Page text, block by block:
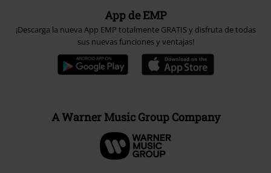
App de EMP
¡Descarga la nueva App EMP totalmente GRATIS y disfruta de todas
sus nuevas funciones y ventajas!
A Warner Music Group Company